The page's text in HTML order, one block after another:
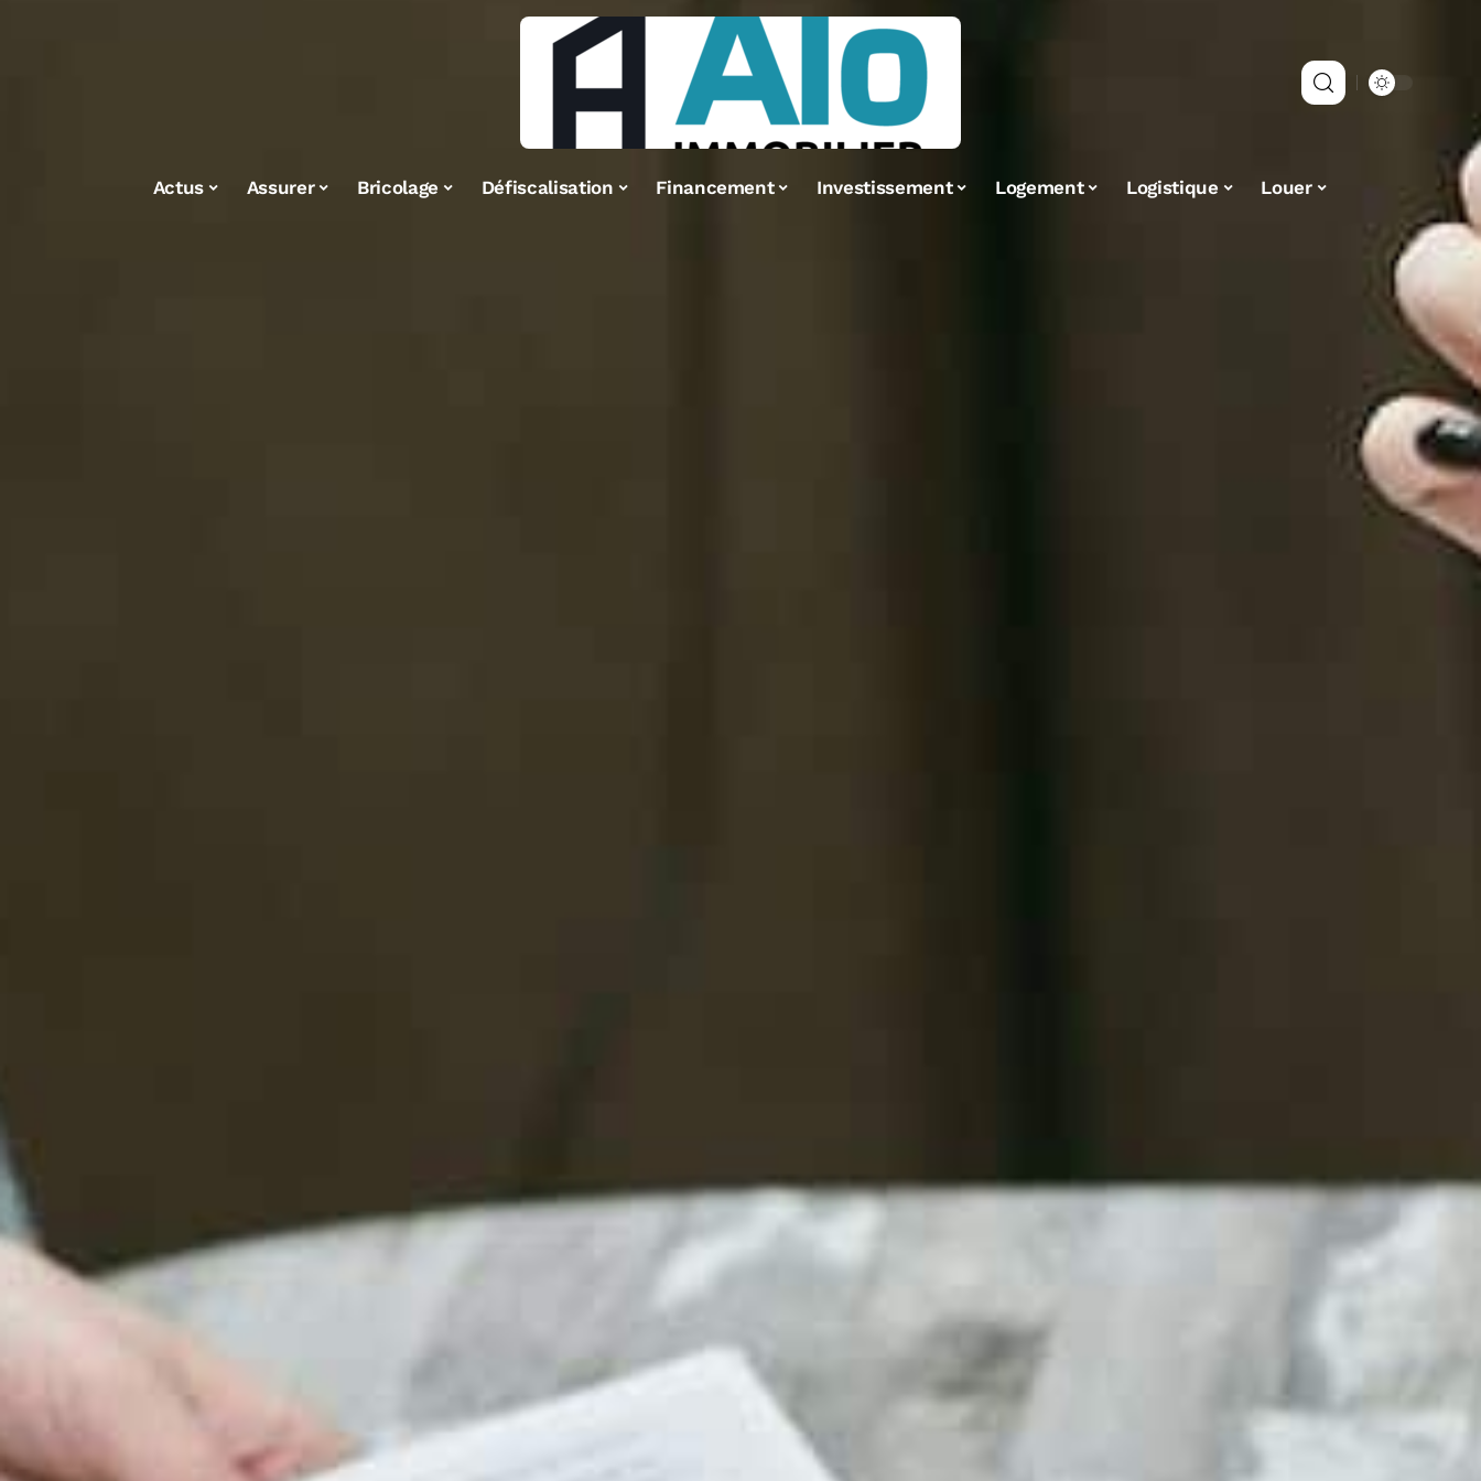
Actus Assurer Bricolage Défiscalisation Financement Investissement Logement Logistique Louer